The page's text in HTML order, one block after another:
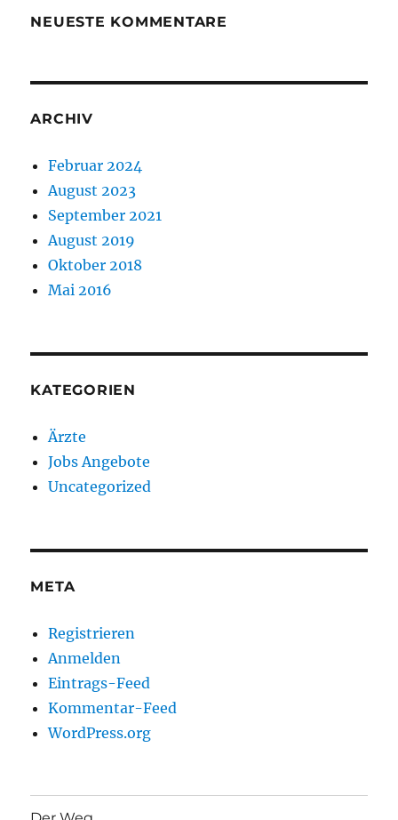
NEUESTE KOMMENTARE
ARCHIV
Februar 2024
August 2023
September 2021
August 2019
Oktober 2018
Mai 2016
KATEGORIEN
Ärzte
Jobs Angebote
Uncategorized
META
Registrieren
Anmelden
Eintrags-Feed
Kommentar-Feed
WordPress.org